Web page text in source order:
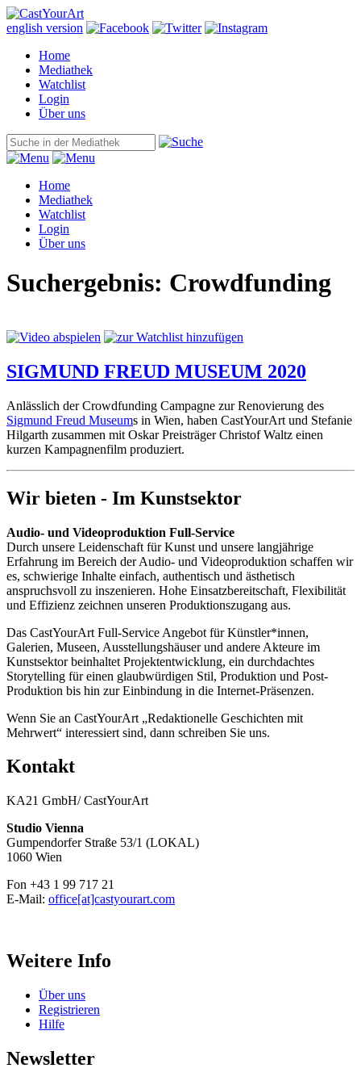
english version
Home
Mediathek
Watchlist
Login
Über uns
Home
Mediathek
Watchlist
Login
Über uns
Suchergebnis: Crowdfunding
SIGMUND FREUD MUSEUM 2020
Anlässlich der Crowdfunding Campagne zur Renovierung des
Sigmund Freud Museums in Wien, haben CastYourArt und Stefanie
Hilgarth zusammen mit Oskar Preisträger Christof Waltz einen
kurzen Kampagnenfilm produziert.
Wir bieten - Im Kunstsektor
Audio- und Videoproduktion Full-Service
Durch unsere Leidenschaft für Kunst und unsere langjährige
Erfahrung im Bereich der Audio- und Videoproduktion schaffen wir
es, schwierige Inhalte einfach, authentisch und ästhetisch
anspruchsvoll zu inszenieren. Hohe Einsatzbereitschaft, Flexibilität
und Effizienz zeichnen unseren Produktionszugang aus.
Das CastYourArt Full-Service Angebot für Künstler*innen,
Galerien, Museen, Ausstellungshäuser und andere Akteure im
Kunstsektor beinhaltet Projektentwicklung, ein durchdachtes
Storytelling für einen glaubwürdigen Stil, Produktion und Post-
Produktion bis hin zur Einbindung in die Internet-Präsenzen.
Wenn Sie an CastYourArt „Redaktionelle Geschichten mit
Mehrwert“ interessiert sind, dann schreiben Sie uns.
Kontakt
KA21 GmbH/ CastYourArt
Studio Vienna
Gumpendorfer Straße 53/1 (LOKAL)
1060 Wien
Fon +43 1 99 717 21
E-Mail: office[at]castyourart.com
Weitere Info
Über uns
Registrieren
Hilfe
Newsletter